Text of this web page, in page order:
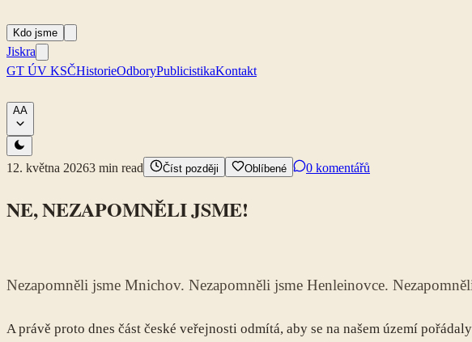
Kdo jsme
Jiskra
GT ÚV KSČHistorieOdboryPublicistikaKontakt
AA
12. května 20263 min read Číst později Oblíbené 0 komentářů
NE, NEZAPOMNĚLI JSME!
Nezapomněli jsme Mnichov. Nezapomněli jsme Henleinovce.
A právě proto dnes část české veřejnosti odmítá, aby se na našem území